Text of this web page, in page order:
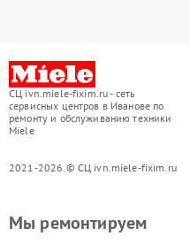
СЦ ivn.miele-fixim.ru - сеть
сервисных центров в Иванове по
ремонту и обслуживанию техники
Miele
2021-2026 © СЦ ivn.miele-fixim.ru
Мы ремонтируем